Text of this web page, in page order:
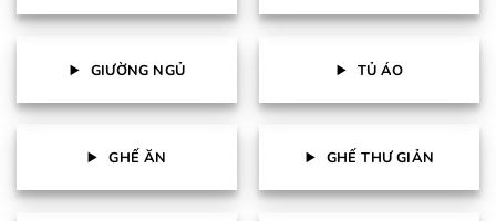
GIƯỜNG NGỦ TỦ ÁO
GHẾ ĂN GHẾ THƯ GIẢN